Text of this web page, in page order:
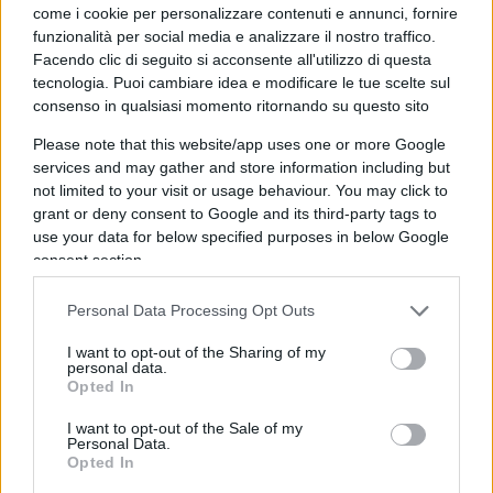
come i cookie per personalizzare contenuti e annunci, fornire
funzionalità per social media e analizzare il nostro traffico.
Facendo clic di seguito si acconsente all'utilizzo di questa
tecnologia. Puoi cambiare idea e modificare le tue scelte sul
consenso in qualsiasi momento ritornando su questo sito
Please note that this website/app uses one or more Google
services and may gather and store information including but
not limited to your visit or usage behaviour. You may click to
grant or deny consent to Google and its third-party tags to
use your data for below specified purposes in below Google
consent section.
Personal Data Processing Opt Outs
I want to opt-out of the Sharing of my
personal data.
Opted In
I want to opt-out of the Sale of my
Personal Data.
Opted In
avesse sottoposto i suoi figli alla puntura anti-
Covid. “Tre o quattro volte”, ha risposto il ceo di
Modernasuscitando l’ilarità del senatore stupito
dall’imprecisione su un particolare così rilevante.
I finanziamenti
Altra questione spinosa affrontata nel corso
dell’audizione è stata quella relativa ai
finanziamenti elargiti da Moderna al
National
Institutes of Healthche hanno spinto il
parlamentare del Kentucky a ipotizzare ilconflitto
glissato specificando che si trattava di una somma
versata per un vecchio brevetto “